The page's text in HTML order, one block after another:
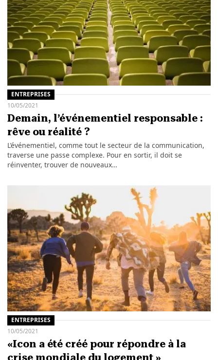
ENTREPRISES
10/05/2021
Demain, l’événementiel responsable :
rêve ou réalité ?
L’événementiel, comme tout le secteur de la communication,
traverse une passe complexe. Pour en sortir, il doit se
réinventer, trouver de nouveaux…
ENTREPRISES
10/05/2021
«Icon a été créé pour répondre à la
crise mondiale du logement »